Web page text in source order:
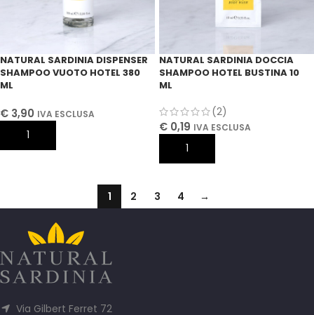
NATURAL SARDINIA DISPENSER
SHAMPOO VUOTO HOTEL 380
ML
€ 3,90 IVA ESCLUSA
AGGIUNGI AL CARRELLO
NATURAL SARDINIA DOCCIA
SHAMPOO HOTEL BUSTINA 10
ML
(2)
€ 0,19 IVA ESCLUSA
AGGIUNGI AL CARRELLO
1 2 3 4 →
Via Gilbert Ferret 72